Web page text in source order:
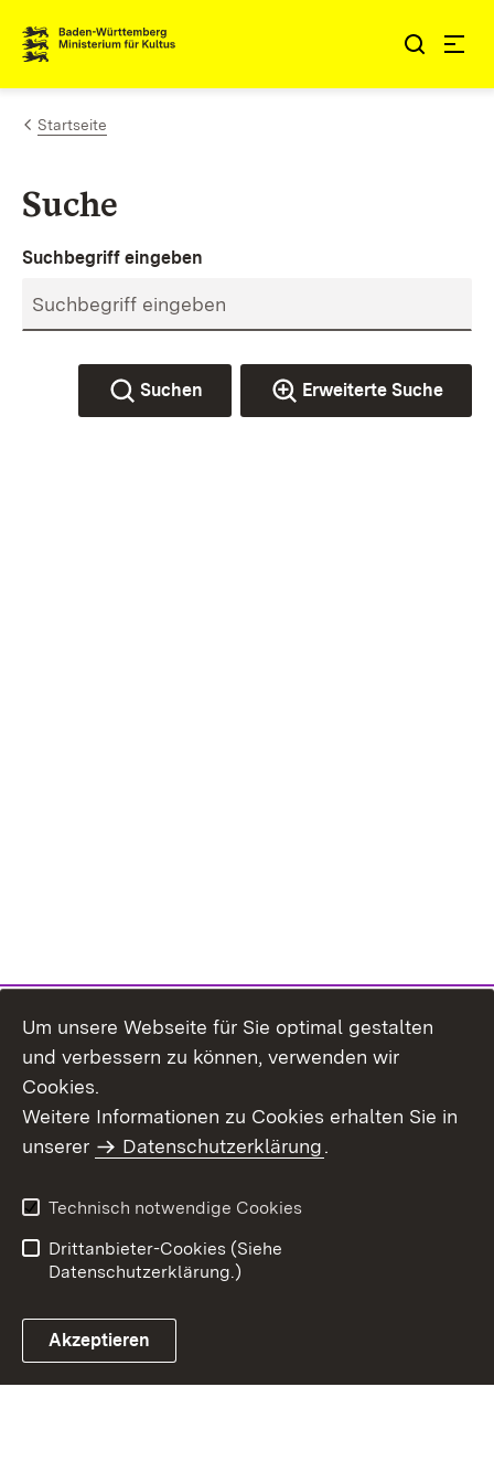
Zum Inhalt springen
Link zur Startseite
Startseite
Suche
Suchbegriff eingeben
Suchen Erweiterte Suche
Benutzungshinweise
Erklärung zur
Um unsere Webseite für Sie optimal gestalten
und verbessern zu können, verwenden wir
Cookies.
Weitere Informationen zu Cookies erhalten Sie in
unserer
Datenschutzerklärung.
Technisch notwendige Cookies
Drittanbieter-Cookies (Siehe
Datenschutzerklärung.)
Akzeptieren